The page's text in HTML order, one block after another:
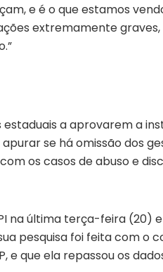
e é o que estamos
extremamente
a aprovarem a
se há omissão dos
os casos de abuso e
na última terça-feira (20)
pesquisa foi feita com o
e que ela repassou os